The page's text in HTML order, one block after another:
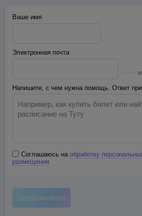
Ваше имя
Электронная почта
Напишите, с чем нужна помощь. Ответ
Соглашаюсь на обработку
размещения